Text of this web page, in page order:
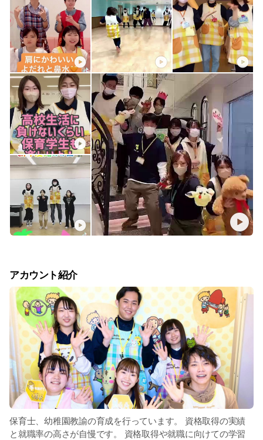
アカウント紹介
保育士、幼稚園教諭の育成を行っています。 資格取得の実績
と就職率の高さが自慢です。 資格取得や就職に向けての学習